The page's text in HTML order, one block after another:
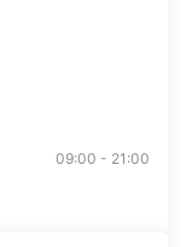
09:00 - 21:00